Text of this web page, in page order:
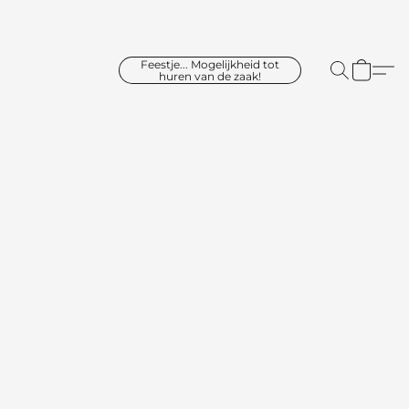
Feestje... Mogelijkheid tot
huren van de zaak!